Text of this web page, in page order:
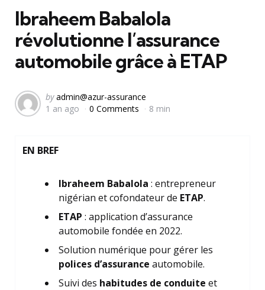
Ibraheem Babalola
révolutionne l’assurance
automobile grâce à ETAP
Posted
by
by admin@azur-assurance
1 an ago
0 Comments 8 min
EN BREF
Ibraheem Babalola : entrepreneur
nigérian et cofondateur de ETAP.
ETAP : application d’assurance
automobile fondée en 2022.
Solution numérique pour gérer les
polices d’assurance automobile.
Suivi des habitudes de conduite et